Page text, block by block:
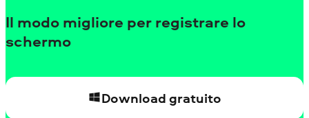
Il modo migliore per registrare lo
schermo
Download gratuito